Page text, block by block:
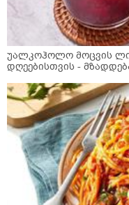
უალკოჰოლო მოცვის
დღეებისთვის -